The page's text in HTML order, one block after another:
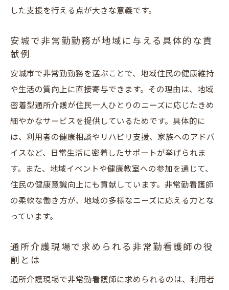
安城における非常勤勤務のワークライフバ
シフト調整がしやすい非常勤看護師のメリ
非常勤で自分らしい生活を実現する方法
地域密着型通所介護における非常勤看護師の魅
力
地域密着型通所介護で活かせる看護師の強
み
非常勤で働くからこそ感じる現場のやりが
ケーション力
地域密着型施設でのキャリアアップの可能
した支援を行える点が大きな意義です。
安城で非常勤勤務が地域に与える具体的な貢
献例
安城市で非常勤勤務を選ぶことで、地域住民の健康維持
や生活の質向上に直接寄与できます。その理由は、地域
密着型通所介護が住民一人ひとりのニーズに応じたきめ
細やかなサービスを提供しているためです。具体的に
は、利用者の健康相談やリハビリ支援、家族へのアドバ
イスなど、日常生活に密着したサポートが挙げられま
す。また、地域イベントや健康教室への参加を通じて、
住民の健康意識向上にも貢献しています。非常勤看護師
の柔軟な働き方が、地域の多様なニーズに応える力とな
っています。
通所介護現場で求められる非常勤看護師の役
割とは
通所介護現場で非常勤看護師に求められるのは、利用者